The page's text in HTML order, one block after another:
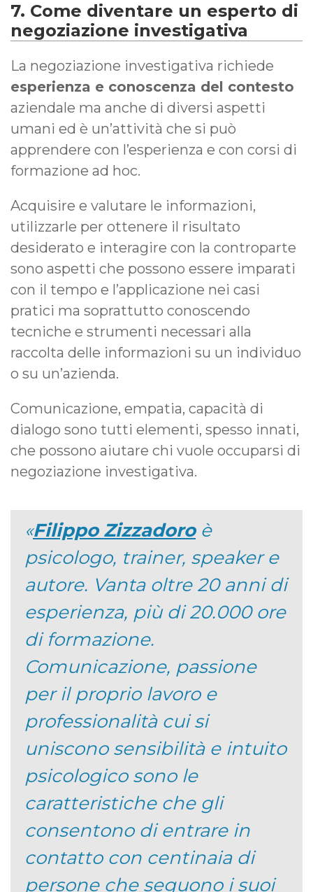
7. Come diventare un esperto di
negoziazione investigativa
La negoziazione investigativa richiede
esperienza e conoscenza del contesto
aziendale ma anche di diversi aspetti
umani ed è un’attività che si può
apprendere con l’esperienza e con corsi di
formazione ad hoc.
Acquisire e valutare le informazioni,
utilizzarle per ottenere il risultato
desiderato e interagire con la controparte
sono aspetti che possono essere imparati
con il tempo e l’applicazione nei casi
pratici ma soprattutto conoscendo
tecniche e strumenti necessari alla
raccolta delle informazioni su un individuo
o su un’azienda.
Comunicazione, empatia, capacità di
dialogo sono tutti elementi, spesso innati,
che possono aiutare chi vuole occuparsi di
negoziazione investigativa.
Filippo Zizzadoroè
psicologo, trainer, speaker e
autore. Vanta oltre 20 anni di
esperienza, più di 20.000 ore
di formazione.
Comunicazione, passione
per il proprio lavoro e
professionalità cui si
uniscono sensibilità e intuito
psicologico sono le
caratteristiche che gli
consentono di entrare in
contatto con centinaia di
persone che seguono i suoi